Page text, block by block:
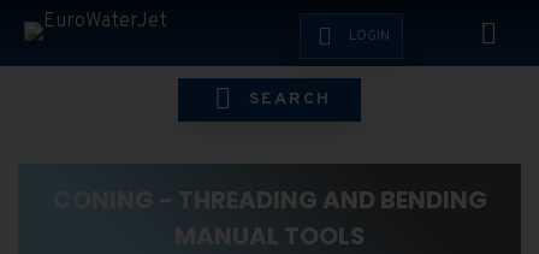
LOGIN
SEARCH
CONING - THREADING AND BENDING
MANUAL TOOLS